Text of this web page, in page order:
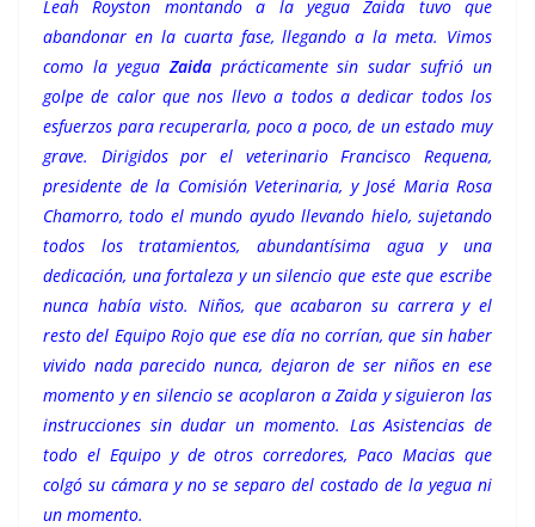
Leah Royston montando a la yegua Zaida tuvo que
abandonar en la cuarta fase, llegando a la meta. Vimos
como la yeguaZaidaprácticamente sin sudar sufrió un
golpe de calor que nos llevo a todos a dedicar todos los
esfuerzos para recuperarla, poco a poco, de un estado muy
grave. Dirigidos por el veterinario Francisco Requena,
presidente de la Comisión Veterinaria, y José Maria Rosa
Chamorro, todo el mundo ayudo llevando hielo, sujetando
todos los tratamientos, abundantísima agua y una
dedicación, una fortaleza y un silencio que este que escribe
nunca había visto. Niños, que acabaron su carrera y el
resto del Equipo Rojo que ese día no corrían, que sin haber
vivido nada parecido nunca, dejaron de ser niños en ese
momento y en silencio se acoplaron a Zaida y siguieron las
instrucciones sin dudar un momento. Las Asistencias de
todo el Equipo y de otros corredores, Paco Macias que
colgó su cámara y no se separo del costado de la yegua ni
un momento.